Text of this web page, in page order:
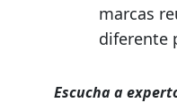
marcas
diferente
Escucha a